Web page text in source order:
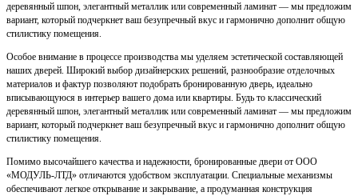
деревянный шпон, элегантный металлик или современный ламинат — мы предложим
вариант, который подчеркнет ваш безупречный вкус и гармонично дополнит общую
стилистику помещения.
Особое внимание в процессе производства мы уделяем эстетической составляющей
наших дверей. Широкий выбор дизайнерских решений, разнообразие отделочных
материалов и фактур позволяют подобрать бронированную дверь, идеально
вписывающуюся в интерьер вашего дома или квартиры. Будь то классический
деревянный шпон, элегантный металлик или современный ламинат — мы предложим
вариант, который подчеркнет ваш безупречный вкус и гармонично дополнит общую
стилистику помещения.
Помимо высочайшего качества и надежности, бронированные двери от ООО
«МОДУЛЬ-ЛТД» отличаются удобством эксплуатации. Специальные механизмы
обеспечивают легкое открывание и закрывание, а продуманная конструкция